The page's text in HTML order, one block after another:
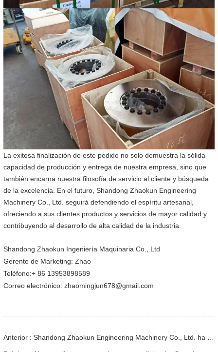
La exitosa finalización de este pedido no solo demuestra la sólida
capacidad de producción y entrega de nuestra empresa, sino que
también encarna nuestra filosofía de servicio al cliente y búsqueda
de la excelencia. En el futuro, Shandong Zhaokun Engineering
Machinery Co., Ltd. seguirá defendiendo el espíritu artesanal,
ofreciendo a sus clientes productos y servicios de mayor calidad y
contribuyendo al desarrollo de alta calidad de la industria.
Shandong Zhaokun Ingeniería Maquinaria Co., Ltd
Gerente de Marketing: Zhao
Teléfono:+ 86 13953898589
Correo electrónico: zhaomingjun678@gmail.com